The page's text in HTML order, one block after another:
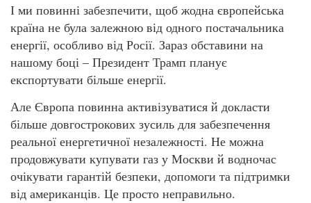
І ми повинні забезпечити, щоб жодна європейська
країна не була залежною від одного постачальника
енергії, особливо від Росії. Зараз обставини на
нашому боці – Президент Трамп планує
експортувати більше енергії.
Але Європа повинна активізуватися й докласти
більше довгострокових зусиль для забезпечення
реальної енергетичної незалежності. Не можна
продовжувати купувати газ у Москви й водночас
очікувати гарантій безпеки, допомоги та підтримки
від американців. Це просто неправильно.